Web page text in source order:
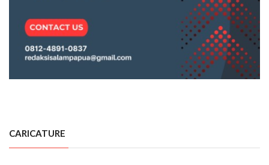
CARICATURE